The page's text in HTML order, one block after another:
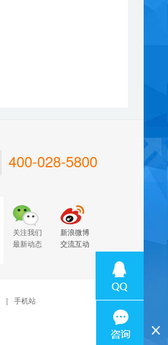
400-028-5800
关注我们
最新动态
新浪微博
交流互动
|
手机站